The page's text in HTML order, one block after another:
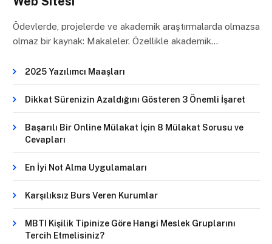
Ödevlerde, projelerde ve akademik araştırmalarda olmazsa
olmaz bir kaynak: Makaleler. Özellikle akademik…
2025 Yazılımcı Maaşları
Dikkat Sürenizin Azaldığını Gösteren 3 Önemli İşaret
Başarılı Bir Online Mülakat İçin 8 Mülakat Sorusu ve
Cevapları
En İyi Not Alma Uygulamaları
Karşılıksız Burs Veren Kurumlar
MBTI Kişilik Tipinize Göre Hangi Meslek Gruplarını
Tercih Etmelisiniz?